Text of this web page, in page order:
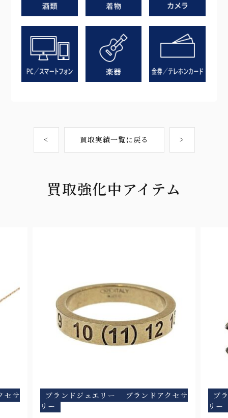
< 買取実績一覧に戻る >
買取強化中アイテム
セサ ブランドジュエリー
ブランドアクセサ
リー
ブ
リー